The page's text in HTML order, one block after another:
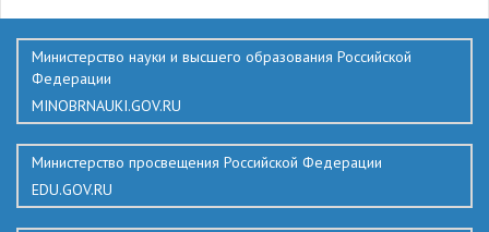
Министерство науки и высшего образования Российской
Федерации
MINOBRNAUKI.GOV.RU
Министерство просвещения Российской Федерации
EDU.GOV.RU